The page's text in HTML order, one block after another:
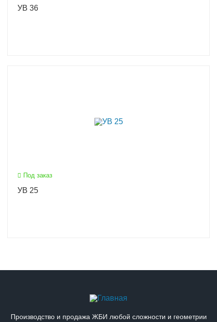
УВ 36
Под заказ
УВ 25
Производство и продажа ЖБИ любой сложности и геометрии